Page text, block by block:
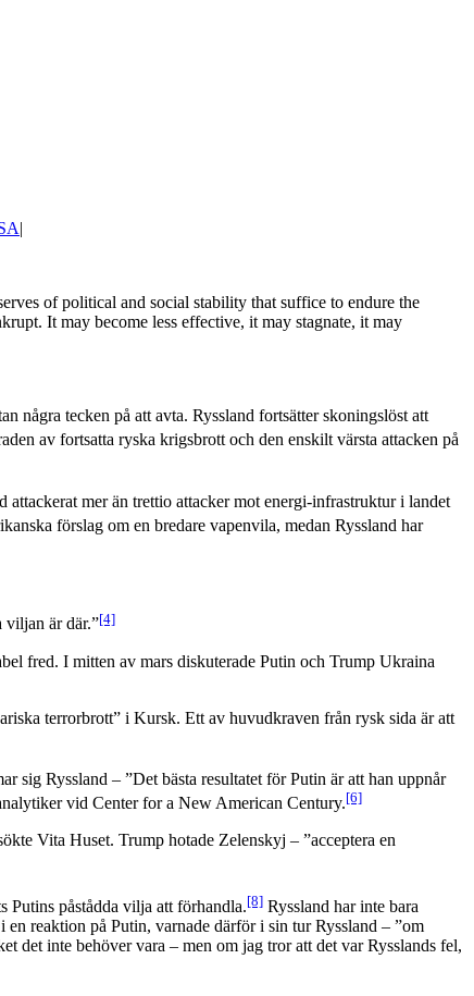
|
of political and social stability that suffice to endure the
It may become less effective, it may stagnate, it may
några tecken på att avta. Ryssland fortsätter skoningslöst att
av fortsatta ryska krigsbrott och den enskilt värsta attacken på
mer än trettio attacker mot energi-infrastruktur i landet
förslag om en bredare vapenvila, medan Ryssland har
viljan är där.”[4]
fred. I mitten av mars diskuterade Putin och Trump Ukraina
terrorbrott” i Kursk. Ett av huvudkraven från rysk sida är att
sig Ryssland – ”Det bästa resultatet för Putin är att han uppnår
vid Center for a New American Century.[6]
Vita Huset. Trump hotade Zelenskyj – ”acceptera en
Putins påstådda vilja att förhandla.[8] Ryssland har inte bara
reaktion på Putin, varnade därför i sin tur Ryssland – ”om
det inte behöver vara – men om jag tror att det var Rysslands fel,